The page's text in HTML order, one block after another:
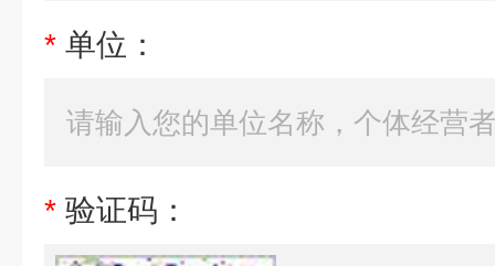
* 单位：
* 验证码：